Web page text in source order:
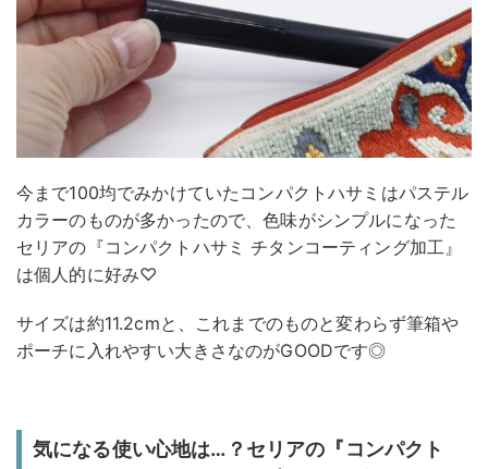
今まで100均でみかけていたコンパクトハサミはパステル
カラーのものが多かったので、色味がシンプルになった
セリアの『コンパクトハサミ チタンコーティング加工』
は個人的に好み♡
サイズは約11.2cmと、これまでのものと変わらず筆箱や
ポーチに入れやすい大きさなのがGOODです◎
気になる使い心地は…？セリアの『コンパクト